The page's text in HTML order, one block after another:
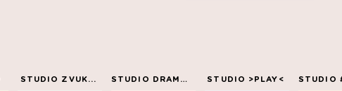
STUDIO ZVUK... STUDIO DRAMA+ STUDIO >PLAY<